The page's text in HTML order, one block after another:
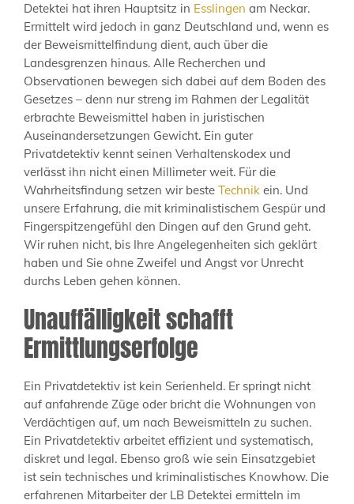
Detektei hat ihren Hauptsitz in Esslingen am Neckar.
Ermittelt wird jedoch in ganz Deutschland und, wenn es
der Beweismittelfindung dient, auch über die
Landesgrenzen hinaus. Alle Recherchen und
Observationen bewegen sich dabei auf dem Boden des
Gesetzes – denn nur streng im Rahmen der Legalität
erbrachte Beweismittel haben in juristischen
Auseinandersetzungen Gewicht. Ein guter
Privatdetektiv kennt seinen Verhaltenskodex und
verlässt ihn nicht einen Millimeter weit. Für die
Wahrheitsfindung setzen wir beste Technik ein. Und
unsere Erfahrung, die mit kriminalistischem Gespür und
Fingerspitzengefühl den Dingen auf den Grund geht.
Wir ruhen nicht, bis Ihre Angelegenheiten sich geklärt
haben und Sie ohne Zweifel und Angst vor Unrecht
durchs Leben gehen können.
Unauffälligkeit schafft
Ermittlungserfolge
Ein Privatdetektiv ist kein Serienheld. Er springt nicht
auf anfahrende Züge oder bricht die Wohnungen von
Verdächtigen auf, um nach Beweismitteln zu suchen.
Ein Privatdetektiv arbeitet effizient und systematisch,
diskret und legal. Ebenso groß wie sein Einsatzgebiet
ist sein technisches und kriminalistisches Knowhow. Die
erfahrenen Mitarbeiter der LB Detektei ermitteln im